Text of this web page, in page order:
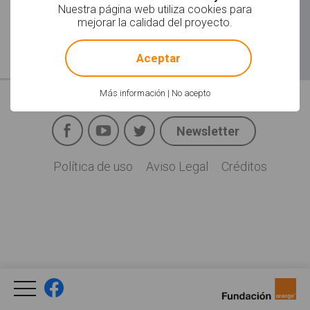
Social
FacebookYouTubeTwitter
Newsletter
Política de uso Aviso Legal Créditos
Nuestra página web utiliza cookies para
mejorar la calidad del proyecto.
Más información | No acepto
! Not valid!
Aceptar